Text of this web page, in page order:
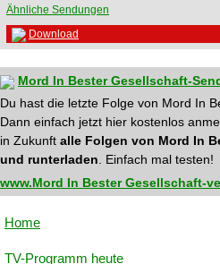
Ähnliche Sendungen
Download
Mord In Bester Gesellschaft-
Du hast die letzte Folge von Mord In
Dann einfach jetzt hier kostenlos
in Zukunft alle Folgen von Mord In
und runterladen . Einfach mal testen!
www.Mord In Bester Gesellschaft-
Home
TV-Programm heute